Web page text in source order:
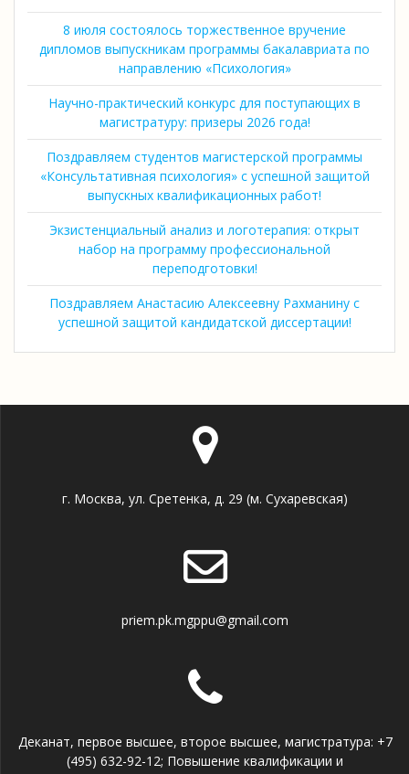
8 июля состоялось торжественное вручение
дипломов выпускникам программы бакалавриата по
направлению «Психология»
Научно-практический конкурс для поступающих в
магистратуру: призеры 2026 года!
Поздравляем студентов магистерской программы
«Консультативная психология» с успешной защитой
выпускных квалификационных работ!
Экзистенциальный анализ и логотерапия: открыт
набор на программу профессиональной
переподготовки!
Поздравляем Анастасию Алексеевну Рахманину с
успешной защитой кандидатской диссертации!
г. Москва, ул. Сретенка, д. 29 (м. Сухаревская)
priem.pk.mgppu@gmail.com
Деканат, первое высшее, второе высшее, магистратура: +7
(495) 632-92-12; Повышение квалификации и